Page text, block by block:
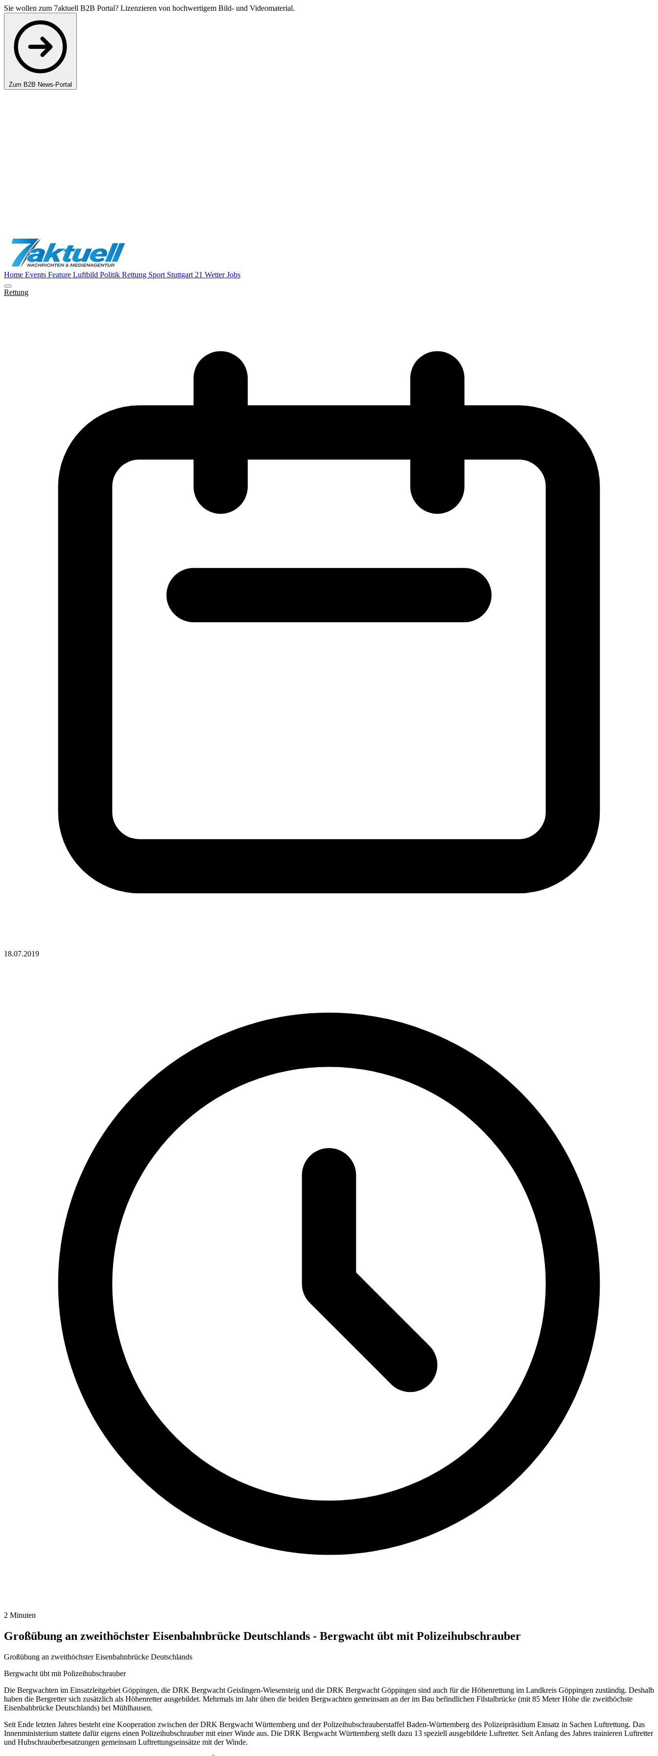
Sie wollen zum 7aktuell B2B Portal? Lizenzieren von hochwertigem Bild- und Videomaterial.
Zum B2B News-Portal
Home Events Feature Luftbild Politik Rettung Sport Stuttgart 21 WetterJobs
Rettung
18.07.2019
2 Minuten
Großübung an zweithöchster Eisenbahnbrücke Deutschlands - Bergwacht übt mit Polizeihubschrauber
Großübung an zweithöchster Eisenbahnbrücke Deutschlands
Bergwacht übt mit Polizeihubschrauber
Die Bergwachten im Einsatzleitgebiet Göppingen, die DRK Bergwacht Geislingen-Wiesensteig und die DRK Bergwacht Göppingen sind auch für die Höhenrettung im Landkreis Göppingen zuständig. Deshalb
haben die Bergretter sich zusätzlich als Höhenretter ausgebildet. Mehrmals im Jahr üben die beiden Bergwachten gemeinsam an der im Bau befindlichen Filstalbrücke (mit 85 Meter Höhe die zweithöchste
Eisenbahbrücke Deutschlands) bei Mühlhausen.
Seit Ende letzten Jahres besteht eine Kooperation zwischen der DRK Bergwacht Württemberg und der Polizeihubschrauberstaffel Baden-Württemberg des Polizeipräsidium Einsatz in Sachen Luftrettung. Das
Innenministerium stattete dafür eigens einen Polizeihubschrauber mit einer Winde aus. Die DRK Bergwacht Württemberg stellt dazu 13 speziell ausgebildete Luftretter. Seit Anfang des Jahres trainieren Luftretter
und Hubschrauberbesatzungen gemeinsam Luftrettungseinsätze mit der Winde.